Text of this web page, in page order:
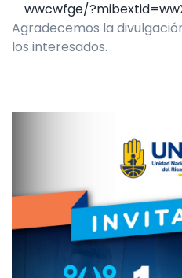
wwcwfge/
Agradecemos la
los interesados.